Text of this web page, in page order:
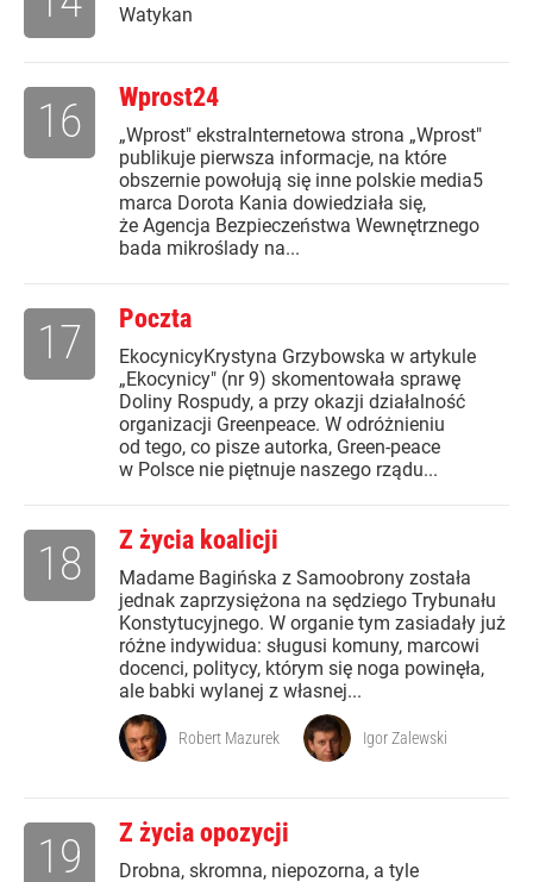
Watykan
Wprost24
„Wprost" ekstraInternetowa strona „Wprost"
publikuje pierwsza informacje, na które
obszernie powołują się inne polskie media5
marca Dorota Kania dowiedziała się,
że Agencja Bezpieczeństwa Wewnętrznego
bada mikroślady na...
16
Poczta
EkocynicyKrystyna Grzybowska w artykule
„Ekocynicy" (nr 9) skomentowała sprawę
Doliny Rospudy, a przy okazji działalność
organizacji Greenpeace. W odróżnieniu
od tego, co pisze autorka, Green-peace
w Polsce nie piętnuje naszego rządu...
17
Z życia koalicji
Madame Bagińska z Samoobrony została
jednak zaprzysiężona na sędziego Trybunału
Konstytucyjnego. W organie tym zasiadały już
różne indywidua: sługusi komuny, marcowi
docenci, politycy, którym się noga powinęła,
ale babki wylanej z własnej...
18
Robert Mazurek Igor Zalewski
Z życia opozycji
Drobna, skromna, niepozorna, a tyle
19